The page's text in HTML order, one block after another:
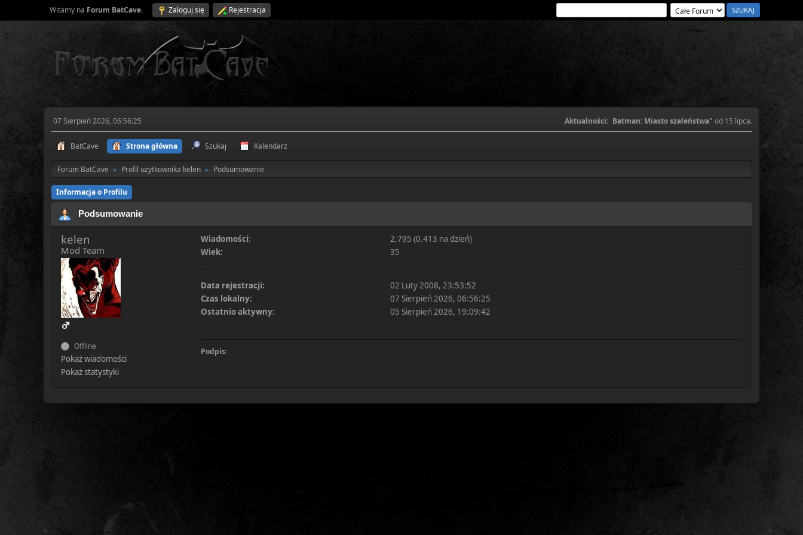
Witamy na Forum BatCave. Zaloguj się Rejestracja
07 Sierpień 2026, 06:56:25 Aktualności: Batman: Miasto szaleństwa" od 15 lipca.
BatCave Strona główna Szukaj Kalendarz
Forum BatCave ► Profil użytkownika kelen ► Podsumowanie
Informacja o Profilu
Podsumowanie
kelen
Mod Team
Offline
Pokaż wiadomości
Pokaż statystyki
Wiadomości:
2,795 (0.413 na dzień)
Wiek:
35
Data rejestracji:
02 Luty 2008, 23:53:52
Czas lokalny:
07 Sierpień 2026, 06:56:25
Ostatnio aktywny:
05 Sierpień 2026, 19:09:42
Podpis: